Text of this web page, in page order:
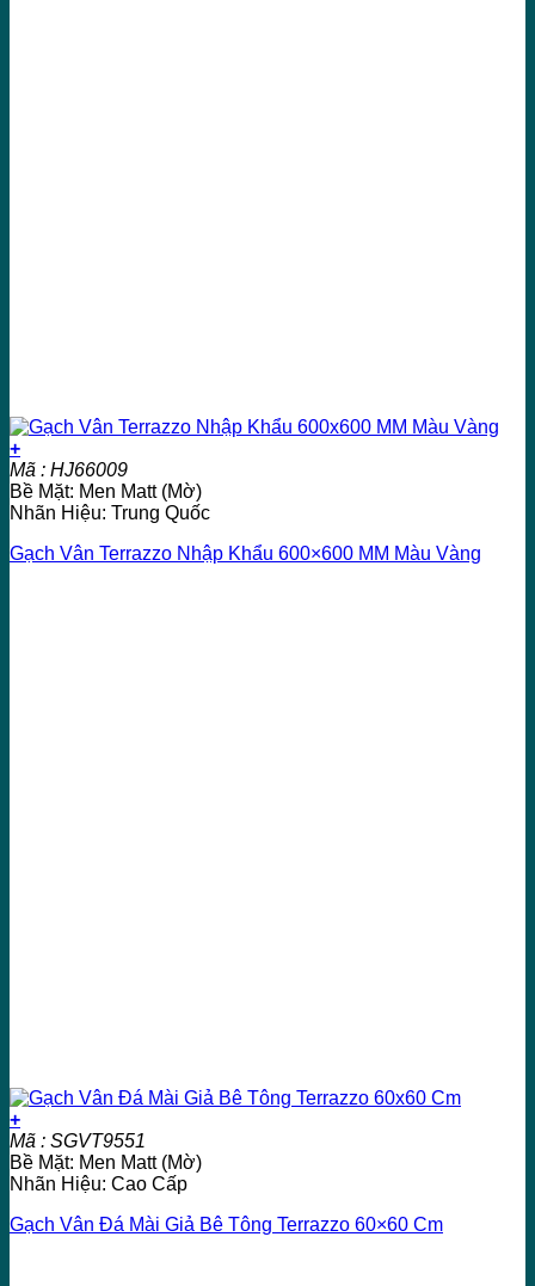
+
Mã : HJ66009
Bề Mặt: Men Matt (Mờ)
Nhãn Hiệu: Trung Quốc
Gạch Vân Terrazzo Nhập Khẩu 600×600 MM Màu Vàng
+
Mã : SGVT9551
Bề Mặt: Men Matt (Mờ)
Nhãn Hiệu: Cao Cấp
Gạch Vân Đá Mài Giả Bê Tông Terrazzo 60×60 Cm